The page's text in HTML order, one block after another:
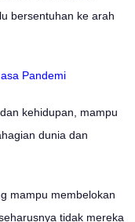
bersentuhan ke arah
Pandemi
kehidupan, mampu
dunia dan
mampu membelokan
tidak mereka